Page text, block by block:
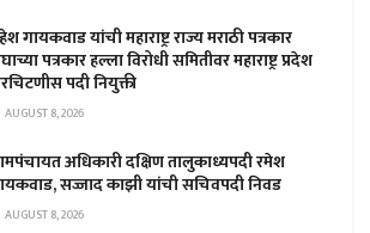
गायकवाड यांची महाराष्ट्र राज्य मराठी पत्रकार
पत्रकार हल्ला विरोधी समितीवर महाराष्ट्र प्रदेश
पदी नियुक्ती
AUGUST 8, 2026
अधिकारी दक्षिण तालुकाध्यपदी रमेश
सज्जाद काझी यांची सचिवपदी निवड
AUGUST 8, 2026